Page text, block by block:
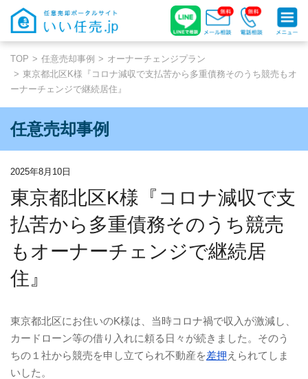
TOP 任意売却事例
オーナーチェンジプラン
東京都北区K様『コロナ減収で支払苦から多重債務そのうち競売もオ
ーナーチェンジで継続居住』
任意売却事例
2025年8月10日
東京都北区K様『コロナ減収で支
払苦から多重債務そのうち競売
もオーナーチェンジで継続居
住』
東京都北区にお住いのK様は、当時コロナ禍で収入が激減し、
カードローン等の借り入れに頼る日々が続きました。そのう
ちの１社から競売を申し立てられ不動産を差押 えられてしま
いした。